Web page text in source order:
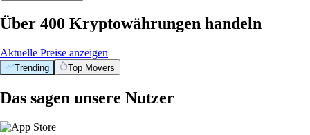
Über 400 Kryptowährungen handeln
Aktuelle Preise anzeigen
Trending Top Movers
Das sagen unsere Nutzer